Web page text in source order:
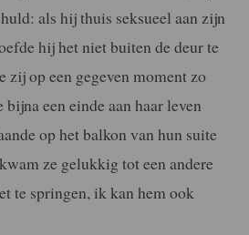
als hij thuis seksueel aan zijn
hij het niet buiten de deur te
zij op een gegeven moment zo
een einde aan haar leven
op het balkon van hun suite
ze gelukkig tot een andere
te springen, ik kan hem ook